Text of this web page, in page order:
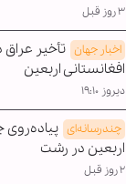
۳ روز قبل
اخبار جهان تأخیر عراق
افغانستانی اربعین
دیروز ۱۹:۱۰
چندرسانه‌ای پیاده‌روی
اربعین در رشت
۲ روز قبل